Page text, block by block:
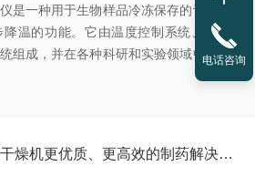
一种用于生物样品冷冻保存的设备，具
温的功能。它由温度控制系统、冷却装
组成，并在各种科研和实验领域中得到广
中试冷冻干燥机更优质、更高效的制药解决方案
电话咨询